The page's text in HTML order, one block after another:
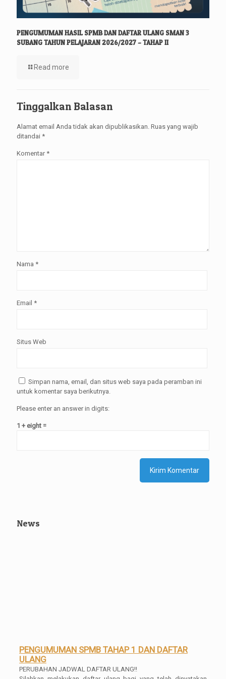
PENGUMUMAN HASIL SPMB DAN DAFTAR ULANG SMAN 3
SUBANG TAHUN PELAJARAN 2026/2027 – TAHAP II
Read more
Tinggalkan Balasan
Alamat email Anda tidak akan dipublikasikan. Ruas yang wajib
ditandai *
Komentar *
Nama *
Email *
Situs Web
Simpan nama, email, dan situs web saya pada peramban ini
untuk komentar saya berikutnya.
Please enter an answer in digits:
1 + eight =
News
PENGUMUMAN SPMB TAHAP 1 DAN DAFTAR
ULANG
PERUBAHAN JADWAL DAFTAR ULANG!!
Silahkan melakukan daftar ulang bagi yang telah dinyatakan